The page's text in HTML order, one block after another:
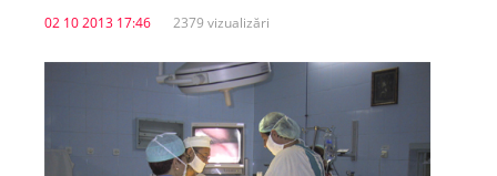
02 10 2013 17:46 2379 vizualizări